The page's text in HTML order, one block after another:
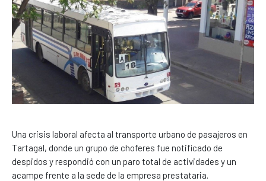
Una crisis laboral afecta al transporte urbano de pasajeros en
Tartagal, donde un grupo de choferes fue notificado de
despidos y respondió con un paro total de actividades y un
acampe frente a la sede de la empresa prestataria.